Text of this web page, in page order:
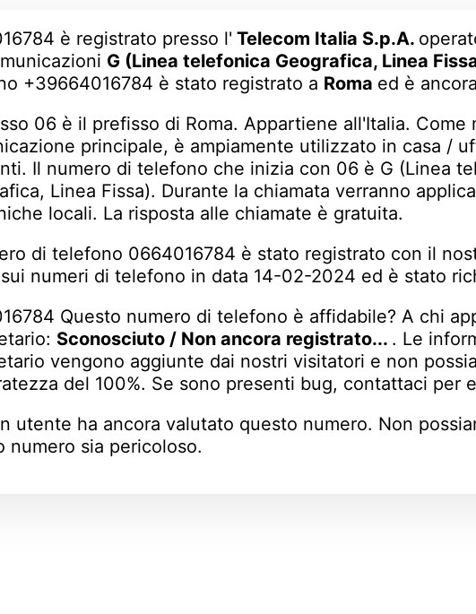
è registrato presso l' Telecom Italia S.p.A.
G (Linea telefonica Geografica, Linea
+39664016784 è stato registrato a Roma ed è
06 è il prefisso di Roma. Appartiene all'Italia. Come
principale, è ampiamente utilizzato in casa /
Il numero di telefono che inizia con 06 è G (Linea
Linea Fissa). Durante la chiamata verranno
locali. La risposta alle chiamate è gratuita.
di telefono 0664016784 è stato registrato con il
numeri di telefono in data 14-02-2024 ed è stato
Questo numero di telefono è affidabile? A chi
Sconosciuto / Non ancora registrato... . Le
vengono aggiunte dai nostri visitatori e non
del 100%. Se sono presenti bug, contattaci per
utente ha ancora valutato questo numero. Non
numero sia pericoloso.